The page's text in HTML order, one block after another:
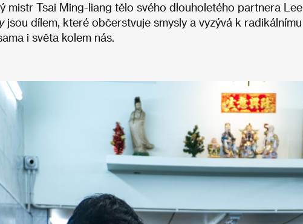
mistr Tsai Ming-liang tělo svého dlouholetého partnera Lee
jsou dílem, které občerstvuje smysly a vyzývá k radikálnímu
i světa kolem nás.